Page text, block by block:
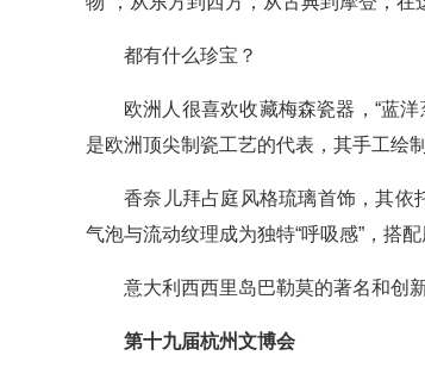
都有什么珍宝？
欧洲人很喜欢收藏梅森瓷器，“蓝
是欧洲顶尖制瓷工艺的代表，其手工绘
香奈儿拜占庭风格琉璃首饰，其依
气泡与流动纹理成为独特“呼吸感”，搭
意大利西西里岛巴勒莫的著名和创
第十九届杭州文博会